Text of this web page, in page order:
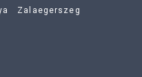
Zalaegerszeg